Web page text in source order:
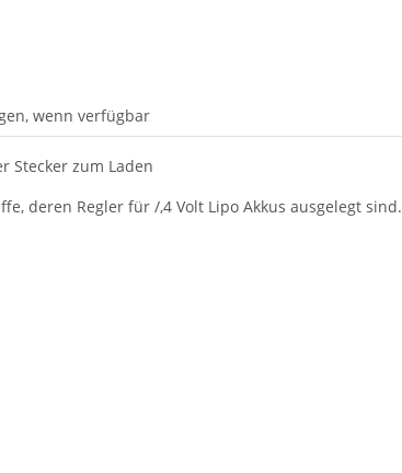
wenn verfügbar
Stecker zum Laden
deren Regler für /,4 Volt Lipo Akkus ausgelegt sind.